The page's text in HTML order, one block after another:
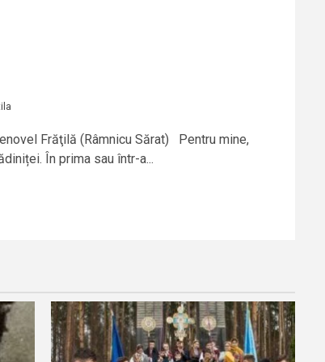
Frăţilă (Râmnicu Sărat) Pentru mine,
În prima sau într-a...